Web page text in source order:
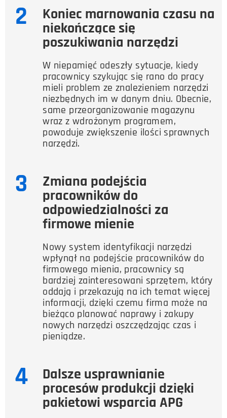
2 Koniec marnowania czasu na
niekończące się
poszukiwania narzędzi
W niepamięć odeszły sytuacje, kiedy
pracownicy szykując się rano do pracy
mieli problem ze znalezieniem narzędzi
niezbędnych im w danym dniu. Obecnie,
same przeorganizowanie magazynu
wraz z wdrożonym programem,
powoduje zwiększenie ilości sprawnych
narzędzi.
3 Zmiana podejścia
pracowników do
odpowiedzialności za
firmowe mienie
Nowy system identyfikacji narzędzi
wpłynął na podejście pracowników do
firmowego mienia, pracownicy są
bardziej zainteresowani sprzętem, który
oddają i przekazują na ich temat więcej
informacji, dzięki czemu firma może na
bieżąco planować naprawy i zakupy
nowych narzędzi oszczędzając czas i
pieniądze.
4 Dalsze usprawnianie
procesów produkcji dzięki
pakietowi wsparcia APG